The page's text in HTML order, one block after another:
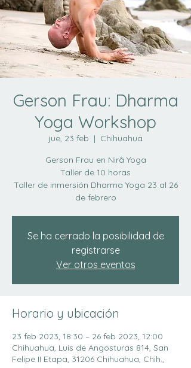
Gerson Frau: Dharma
Yoga Workshop
jue, 23 feb
  |
Chihuahua
Gerson Frau en Nirå Yoga
Taller de 10 horas
Taller de inmersión Dharma Yoga 23 al 26
Se ha cerrado la posibilidad de
registrarse
Ver otros eventos
Horario y ubicación
23 feb 2023, 18:30 – 26 feb 2023, 12:00
Chihuahua, Luis de Angosturas 814, San
Felipe II Etapa, 31206 Chihuahua, Chih.,